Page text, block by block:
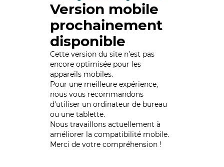
Version mobile
prochainement
disponible
Cette version du site n’est pas
encore optimisée pour les
appareils mobiles.
Pour une meilleure expérience,
nous vous recommandons
d'utiliser un ordinateur de bureau
ou une tablette.
Nous travaillons actuellement à
améliorer la compatibilité mobile.
Merci de votre compréhension !